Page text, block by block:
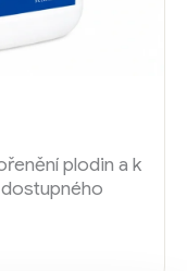
plodin a k